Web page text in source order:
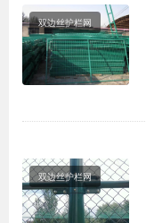
双边丝护栏网
双边丝护栏网